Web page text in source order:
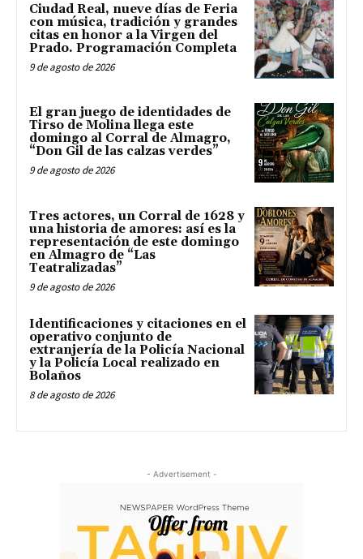
Ciudad Real, nueve días de Feria
con música, tradición y grandes
citas en honor a la Virgen del
Prado. Programación Completa
9 de agosto de 2026
El gran juego de identidades de
Tirso de Molina llega este
domingo al Corral de Almagro,
“Don Gil de las calzas verdes”
9 de agosto de 2026
Tres actores, un Corral de 1628 y
una historia de amores: así es la
representación de este domingo
en Almagro de “Las
Teatralizadas”
9 de agosto de 2026
Identificaciones y citaciones en el
operativo conjunto de
extranjería de la Policía Nacional
y la Policía Local realizado en
Bolaños
8 de agosto de 2026
- Advertisement -